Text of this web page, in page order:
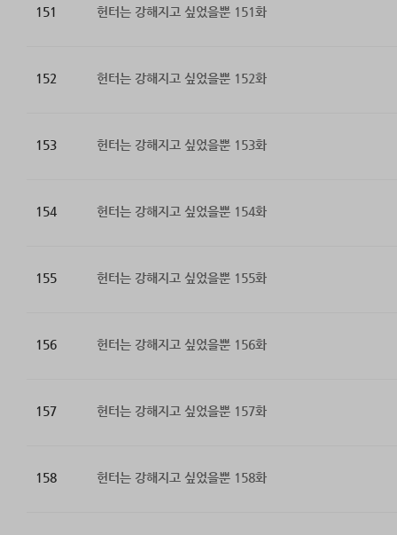
151 헌터는 강해지고 싶었을뿐 151화
152 헌터는 강해지고 싶었을뿐 152화
153 헌터는 강해지고 싶었을뿐 153화
154 헌터는 강해지고 싶었을뿐 154화
155 헌터는 강해지고 싶었을뿐 155화
156 헌터는 강해지고 싶었을뿐 156화
157 헌터는 강해지고 싶었을뿐 157화
158 헌터는 강해지고 싶었을뿐 158화